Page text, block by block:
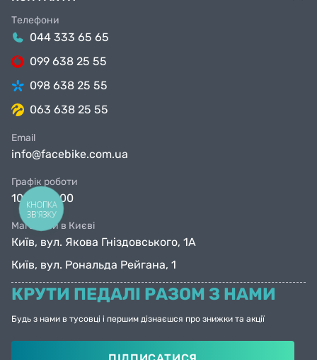
Телефони
044 333 65 65
099 638 25 55
098 638 25 55
063 638 25 55
Email
info@facebike.com.ua
Графік роботи
10:00-19:00
Магазини в Києві
Київ, вул. Якова Гніздовського, 1А
Київ, вул. Рональда Рейгана, 1
КРУТИ ПЕДАЛІ РАЗОМ З НАМИ
Будь з нами в тусовці і першим дізнаєшся про знижки та акції
КНОПКА
ЗВ'ЯЗКУ